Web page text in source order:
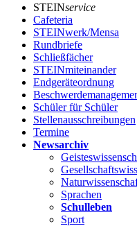
STEINservice
Cafeteria
STEINwerk/Mensa
Rundbriefe
Schließfächer
STEINmiteinander
Endgeräteordnung
Schüler für Schüler
Stellenausschreibungen
Termine
Newsarchiv
Sprachen
Schulleben
Sport